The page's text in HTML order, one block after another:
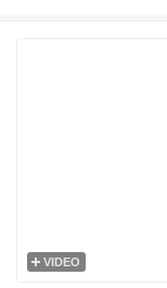
VIDEO